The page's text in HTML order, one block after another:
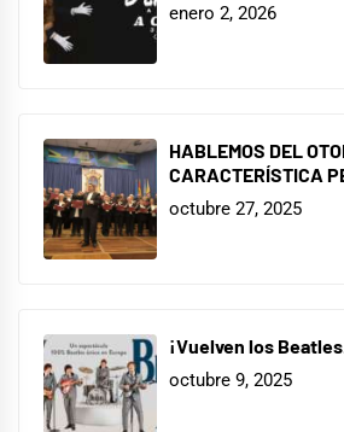
enero 2, 2026
HABLEMOS DEL
CARACTERÍSTICA
octubre 27, 2025
¡Vuelven los
octubre 9, 2025